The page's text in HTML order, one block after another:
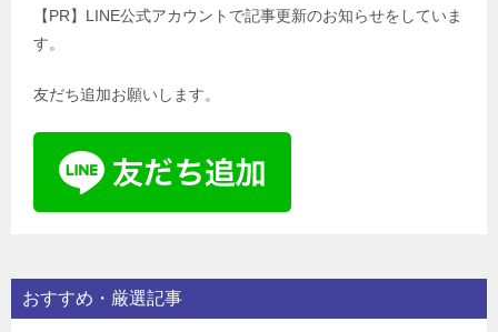
【PR】LINE公式アカウントで記事更新のお知らせをしていま
す。
友だち追加お願いします。
おすすめ・厳選記事